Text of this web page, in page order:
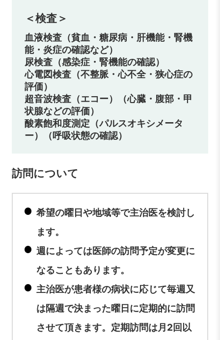
＜検査＞
血液検査（貧血・糖尿病・肝機能・腎機
能・炎症の確認など）
尿検査（感染症・腎機能の確認）
心電図検査（不整脈・心不全・狭心症の
評価）
超音波検査（エコー）（心臓・腹部・甲
状腺などの評価）
酸素飽和度測定（パルスオキシメータ
ー）（呼吸状態の確認）
訪問について
希望の曜日や地域等で主治医を検討し
ます。
週によっては医師の訪問予定が変更に
なることもあります。
主治医が患者様の病状に応じて毎週又
は隔週で決まった曜日に定期的に訪問
させて頂きます。定期訪問は月2回以